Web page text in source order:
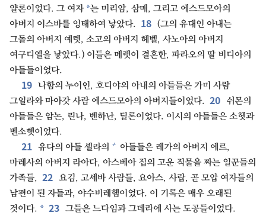
얄론이었다. 그 여자 *는 미리암, 삼매, 그리고 에스드모아의
아버지 이스바를 잉태하여 낳았다. 18 (그의 유대인 아내는
그돌의 아버지 예렛, 소고의 아버지 헤벨, 사노아의 아버지
여구디엘을 낳았다.) 이들은 메렛이 결혼한, 파라오의 딸 비디아의
아들들이었다.
19 나함의 누이인, 호디야의 아내의 아들들은 가미 사람
그일라와 마아갓 사람 에스드모아의 아버지들이었다. 20
쉬몬의
아들들은 암논, 린나, 벤하난, 딜론이었다. 이시의 아들들은 소헷과
벤소헷이었다.
21 유다의 아들 셸라의 + 아들들은 레가의 아버지 에르,
마레사의 아버지 라아다, 아스베아 집의 고운 직물을 짜는 일꾼들의
가족들, 22 요김, 고세바 사람들, 요아스, 사랍, 곧 모압 여자들의
남편이 된 자들과, 야수비레헴이었다. 이 기록은 매우 오래된
것이다. * 23 그들은 느다임과 그데라에 사는 도공들이었다.